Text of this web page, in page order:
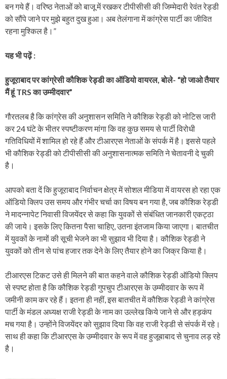
बन गये हैं। वरिष्ठ नेताओं को बाजू में रखकर टीपीसीसी की जिम्मेदारी रेवंत रेड्डी
को सौंपे जाने पर मुझे बहुत दुख हुआ। अब तेलंगाना में कांग्रेस पार्टी का जीवित
रहना मुश्किल है।”
यह भी पढ़ें :
हुजूराबाद पर कांग्रेसी कौशिक रेड्डी का ऑडियो वायरल, बोले- “हो जाओ तैयार
मैं हूं TRS का उम्मीदवार”
गौरतलब है कि कांग्रेस की अनुशासन समिति ने कौशिक रेड्डी को नोटिस जारी
कर 24 घंटे के भीतर स्पष्टीकरण मांगा कि वह कुछ समय से पार्टी विरोधी
गतिविधियों में शामिल हो रहे हैं और टीआरएस नेताओं के संपर्क में है। इससे पहले
भी कौशिक रेड्डी को टीपीसीसी की अनुशासनात्मक समिति ने चेतावनी दे चुकी
है।
आपको बता दें कि हुजूराबाद निर्वाचन क्षेत्र में सोशल मीडिया में वायरस हो रहा एक
ऑडियो क्लिप उस समय और गंभीर चर्चा का विषय बन गया है, जब कौशिक रेड्डी
ने मादन्नापेट निवासी विजयेंदर से कहा कि युवकों से संबंधित जानकारी एकट्ठा
की जाये। इसके लिए कितना पैसा चाहिए, उतना इंतजाम किया जाएगा। बातचीत
में युवकों के नामों की सूची भेजने का भी सुझाव भी दिया है। कौशिक रेड्डी ने
युवकों को तीन से पांच हजार तक देने के लिए तैयार होने का जिक्र किया है।
टीआरएस टिकट उसे ही मिलने की बात कहने वाले कौशिक रेड्डी ऑडियो क्लिप
से स्पष्ट होता है कि कौशिक रेड्डी गुपचुप टीआरएस के उम्मीदवार के रूप में
जमीनी काम कर रहे हैं। इतना ही नहीं, इस बातचीत में कौशिक रेड्डी ने कांग्रेस
पार्टी के मंडल अध्यक्ष राजी रेड्डी के नाम का उल्लेख किये जाने से और हड़कंप
मच गया है। उन्होंने विजयेंदर को सुझाव दिया कि वह राजी रेड्डी से संपर्क में रहे।
साथ ही कहा कि टीआरएस के उम्मीदवार के रूप में वह हुजूबाबाद से चुनाव लड़ रहे
है।